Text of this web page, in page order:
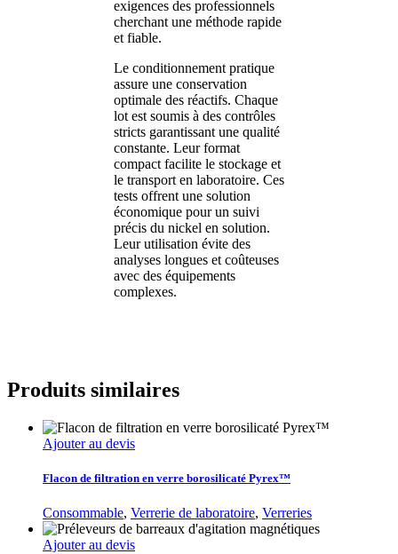
exigences des professionnels
cherchant une méthode rapide
et fiable.
Le conditionnement pratique
assure une conservation
optimale des réactifs. Chaque
lot est soumis à des contrôles
stricts garantissant une qualité
constante. Leur format
compact facilite le stockage et
le transport en laboratoire. Ces
tests offrent une solution
économique pour un suivi
précis du nickel en solution.
Leur utilisation évite des
analyses longues et coûteuses
avec des équipements
complexes.
Produits similaires
Ajouter au devis
Flacon de filtration en verre borosilicaté Pyrex™
Consommable, Verrerie de laboratoire, Verreries
Ajouter au devis